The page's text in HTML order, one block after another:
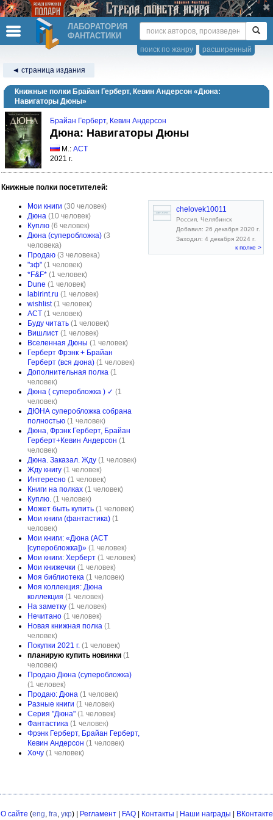
ЛАБОРАТОРИЯ
ФАНТАСТИКИ
расширенный
поиск по жанру
◄ страница издания
Книжные полки Брайан Герберт, Кевин Андерсон «Дюна:
Навигаторы Дюны»
Брайан Герберт, Кевин Андерсон
Дюна: Навигаторы Дюны
М.: АСТ
2021 г.
Книжные полки посетителей:
Мои книги (30 человек)
Дюна (10 человек)
Куплю (6 человек)
Дюна (суперобложка) (3
человека)
Продаю (3 человека)
"зф" (1 человек)
*F&F* (1 человек)
Dune (1 человек)
labirint.ru (1 человек)
wishlist (1 человек)
АСТ (1 человек)
Буду читать (1 человек)
Вишлист (1 человек)
Вселенная Дюны (1 человек)
Герберт Фрэнк + Брайан
Герберт (вся дюна) (1 человек)
Дополнительная полка (1
человек)
Дюна ( суперобложка ) ✓ (1
человек)
ДЮНА суперобложка собрана
полностью (1 человек)
Дюна, Фрэнк Герберт, Брайан
Герберт+Кевин Андерсон (1
человек)
Дюна. Заказал. Жду (1 человек)
Жду книгу (1 человек)
Интересно (1 человек)
Книги на полках (1 человек)
Куплю. (1 человек)
Может быть купить (1 человек)
Мои книги (фантастика) (1
человек)
Мои книги: «Дюна (АСТ
[суперобложка])» (1 человек)
Мои книги: Херберт (1 человек)
Мои книжечки (1 человек)
Моя библиотека (1 человек)
Моя коллекция: Дюна
коллекция (1 человек)
На заметку (1 человек)
Нечитано (1 человек)
Новая книжная полка (1
человек)
Пoкупки 2021 г. (1 человек)
планирую купить новинки (1
человек)
Продаю Дюна (суперобложка)
(1 человек)
Продаю: Дюна (1 человек)
Разные книги (1 человек)
Серия "Дюна" (1 человек)
Фантастика (1 человек)
Фрэнк Герберт, Брайан Герберт,
Кевин Андерсон (1 человек)
Хочу (1 человек)
chelovek10011
Россия, Челябинск
Добавил: 26 декабря 2020 г.
Заходил: 4 декабря 2024 г.
к полке >
О сайте (eng, fra, укр) | Регламент| FAQ| Контакты Наши награды ВКонтакте